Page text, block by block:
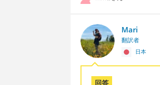
Mari
翻訳者
日本
回答